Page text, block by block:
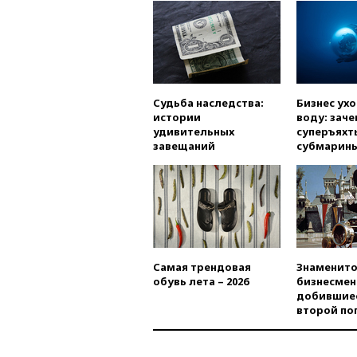
Судьба наследства:
истории
удивительных
завещаний
Бизнес
воду:
Самая трендовая
обувь лета – 2026
второй